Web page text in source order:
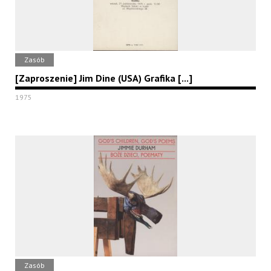
Zasób
[Zaproszenie] Jim Dine (USA) Grafika [...]
1975
Zasób